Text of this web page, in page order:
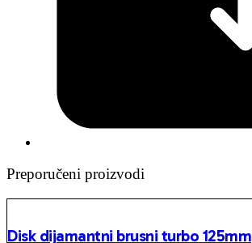
Preporučeni proizvodi
Disk dijamantni brusni turbo 125mm